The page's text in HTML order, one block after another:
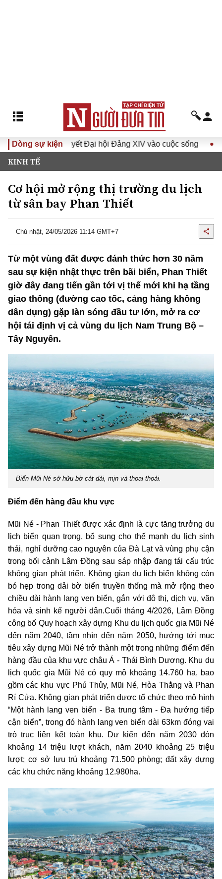
Dòng sự kiện
Nghị quyết Đại hội Đảng XIV vào cuộc sống Hướng tới
KINH TẾ
Cơ hội mở rộng thị trường du lịch
từ sân bay Phan Thiết
Chủ nhật, 24/05/2026 11:14 GMT+7
Từ một vùng đất được đánh thức hơn 30 năm
sau sự kiện nhật thực trên bãi biển, Phan Thiết
giờ đây đang tiến gần tới vị thế mới khi hạ tầng
giao thông (đường cao tốc, cảng hàng không
dân dụng) gặp làn sóng đầu tư lớn, mở ra cơ
hội tái định vị cả vùng du lịch Nam Trung Bộ –
Tây Nguyên.
Biển Mũi Né sở hữu bờ cát dài, mịn và thoai thoải.
Điểm đến hàng đầu khu vực
Mũi Né - Phan Thiết được xác định là cực tăng trưởng du
lịch biển quan trọng, bổ sung cho thế mạnh du lịch sinh
thái, nghỉ dưỡng cao nguyên của Đà Lạt và vùng phụ cận
trong bối cảnh Lâm Đồng sau sáp nhập đang tái cấu trúc
không gian phát triển. Không gian du lịch biển không còn
bó hẹp trong dải bờ biển truyền thống mà mở rộng theo
chiều dài hành lang ven biển, gắn với đô thị, dịch vụ, văn
hóa và sinh kế người dân.Cuối tháng 4/2026, Lâm Đồng
công bố Quy hoạch xây dựng Khu du lịch quốc gia Mũi Né
đến năm 2040, tầm nhìn đến năm 2050, hướng tới mục
tiêu xây dựng Mũi Né trở thành một trong những điểm đến
hàng đầu của khu vực châu Á - Thái Bình Dương. Khu du
lịch quốc gia Mũi Né có quy mô khoảng 14.760 ha, bao
gồm các khu vực Phú Thủy, Mũi Né, Hòa Thắng và Phan
Rí Cửa. Không gian phát triển được tổ chức theo mô hình
“Một hành lang ven biển - Ba trung tâm - Đa hướng tiếp
cận biển”, trong đó hành lang ven biển dài 63km đóng vai
trò trục liên kết toàn khu. Dự kiến đến năm 2030 đón
khoảng 14 triệu lượt khách, năm 2040 khoảng 25 triệu
lượt; cơ sở lưu trú khoảng 71.500 phòng; đất xây dựng
các khu chức năng khoảng 12.980ha.